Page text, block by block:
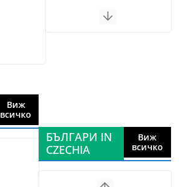
Виж
всичко
БЪЛГАРИ IN
CZECHIA
Виж
всичко